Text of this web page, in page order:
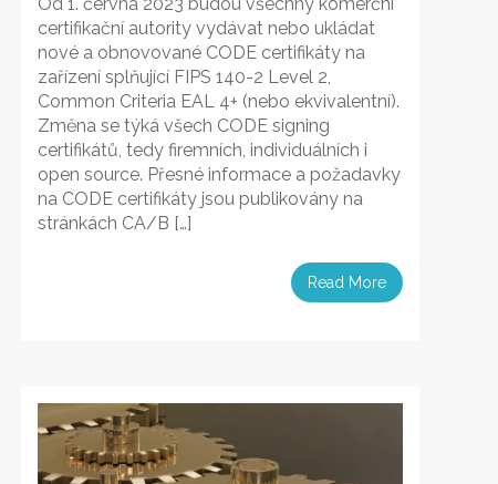
Od 1. června 2023 budou všechny komerční
certifikační autority vydávat nebo ukládat
nové a obnovované CODE certifikáty na
zařízení splňující FIPS 140-2 Level 2,
Common Criteria EAL 4+ (nebo ekvivalentní).
Změna se týká všech CODE signing
certifikátů, tedy firemních, individuálních i
open source. Přesné informace a požadavky
na CODE certifikáty jsou publikovány na
stránkách CA/B […]
Read More